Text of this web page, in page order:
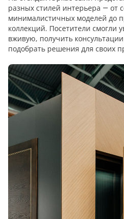
разных стилей интерьера — от
минималистичных моделей до
коллекций. Посетители смогли
вживую, получить
подобрать решения для своих